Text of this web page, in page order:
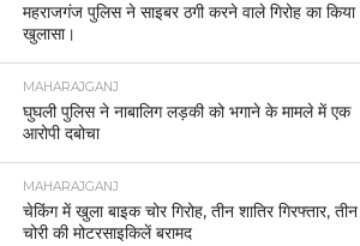
महराजगंज पुलिस ने साइबर ठगी करने वाले गिरोह का किया
खुलासा।
MAHARAJGANJ
घुघली पुलिस ने नाबालिग लड़की को भगाने के मामले में एक
आरोपी दबोचा
MAHARAJGANJ
चेकिंग में खुला बाइक चोर गिरोह, तीन शातिर गिरफ्तार, तीन
चोरी की मोटरसाइकिलें बरामद